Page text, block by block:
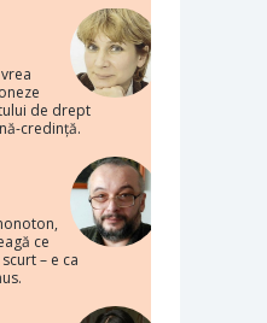
de drept
credință.
ce
– e ca